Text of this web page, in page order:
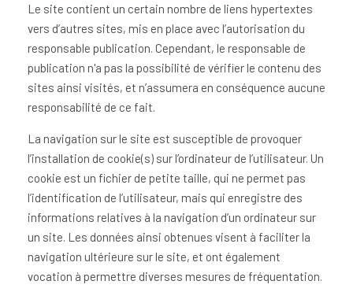
Le site contient un certain nombre de liens hypertextes
vers d’autres sites, mis en place avec l’autorisation du
responsable publication. Cependant, le responsable de
publication n'a pas la possibilité de vérifier le contenu des
sites ainsi visités, et n’assumera en conséquence aucune
responsabilité de ce fait.
La navigation sur le site est susceptible de provoquer
l’installation de cookie(s) sur l’ordinateur de l’utilisateur. Un
cookie est un fichier de petite taille, qui ne permet pas
l’identification de l’utilisateur, mais qui enregistre des
informations relatives à la navigation d’un ordinateur sur
un site. Les données ainsi obtenues visent à faciliter la
navigation ultérieure sur le site, et ont également
vocation à permettre diverses mesures de fréquentation.